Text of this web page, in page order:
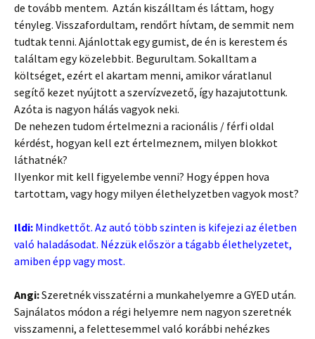
de tovább mentem. Aztán kiszálltam és láttam, hogy
tényleg. Visszafordultam, rendőrt hívtam, de semmit nem
tudtak tenni. Ajánlottak egy gumist, de én is kerestem és
találtam egy közelebbit. Begurultam. Sokalltam a
költséget, ezért el akartam menni, amikor váratlanul
segítő kezet nyújtott a szervízvezető, így hazajutottunk.
Azóta is nagyon hálás vagyok neki.
De nehezen tudom értelmezni a racionális / férfi oldal
kérdést, hogyan kell ezt értelmeznem, milyen blokkot
láthatnék?
Ilyenkor mit kell figyelembe venni? Hogy éppen hova
tartottam, vagy hogy milyen élethelyzetben vagyok most?
Ildi: Mindkettőt. Az autó több szinten is kifejezi az életben
való haladásodat. Nézzük először a tágabb élethelyzetet,
amiben épp vagy most.
Angi:Szeretnék visszatérni a munkahelyemre a GYED után.
Sajnálatos módon a régi helyemre nem nagyon szeretnék
visszamenni, a felettesemmel való korábbi nehézkes